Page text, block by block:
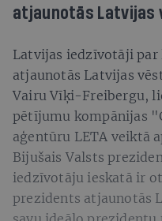
atjaunotās Latvijas
Latvijas iedzīvotāji par
atjaunotās Latvijas
Vairu Vīķi-Freibergu,
pētījumu kompānijas
aģentūru LETA veiktā
Bijušais Valsts
iedzīvotāju ieskatā ir
prezidents atjaunotās